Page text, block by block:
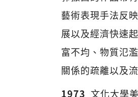
藝術表現手法反
展以及經濟快速
富不均、物質氾
關係的疏離以及
1973 文化大學